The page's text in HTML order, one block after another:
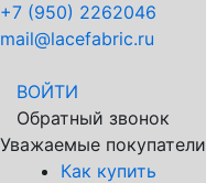
+7 (950) 2262046
mail@lacefabric.ru
ВОЙТИ
Обратный звонок
Уважаемые
Как купить